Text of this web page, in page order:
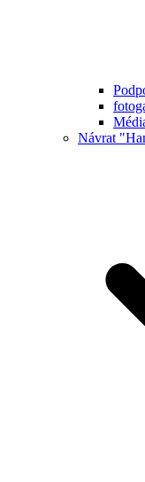
Návrat